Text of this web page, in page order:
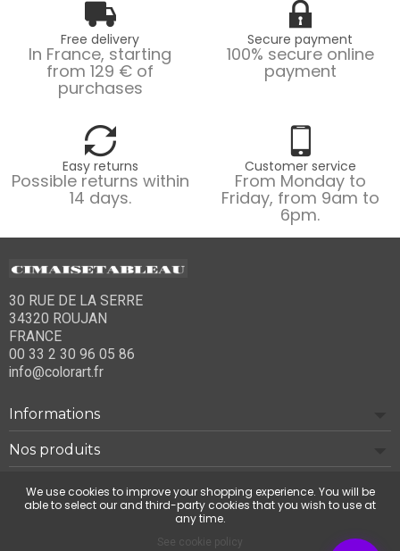
Free delivery
In France, starting
from 129 € of
purchases
Secure payment
100% secure online
payment
Easy returns
Possible returns within
14 days.
Customer service
From Monday to
Friday, from 9am to
6pm.
30 RUE DE LA SERRE
34320 ROUJAN
FRANCE
00 33 2 30 96 05 86
info@colorart.fr
Informations
Nos produits
Notre société
We use cookies to improve your shopping experience. You will be
able to select our and third-party cookies that you wish to use at
any time.
See cookie policy